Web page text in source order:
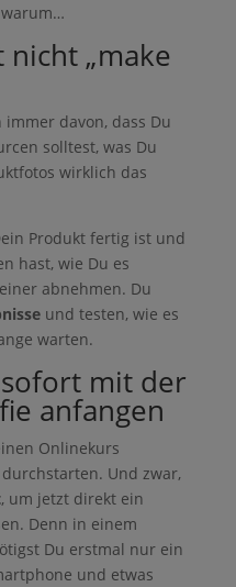
nicht „make
davon, dass Du
solltest, was Du
wirklich das
Produkt fertig ist und
hast, wie Du es
abnehmen. Du
und testen, wie es
warten.
mit der
anfangen
Onlinekurs
Und zwar,
, um jetzt direkt ein
Denn in einem
Du erstmal nur ein
und etwas